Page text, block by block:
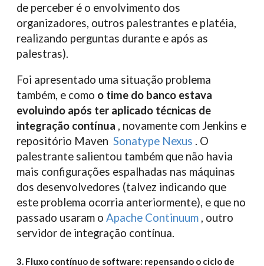
de perceber é o envolvimento dos
organizadores, outros palestrantes e platéia,
realizando perguntas durante e após as
palestras).
Foi apresentado uma situação problema
também, e como o time do banco estava
evoluindo após ter aplicado técnicas de
integração contínua , novamente com Jenkins e
repositório Maven Sonatype Nexus . O
palestrante salientou também que não havia
mais configurações espalhadas nas máquinas
dos desenvolvedores (talvez indicando que
este problema ocorria anteriormente), e que no
passado usaram o Apache Continuum, outro
servidor de integração contínua.
3. Fluxo contínuo de software: repensando o ciclo de